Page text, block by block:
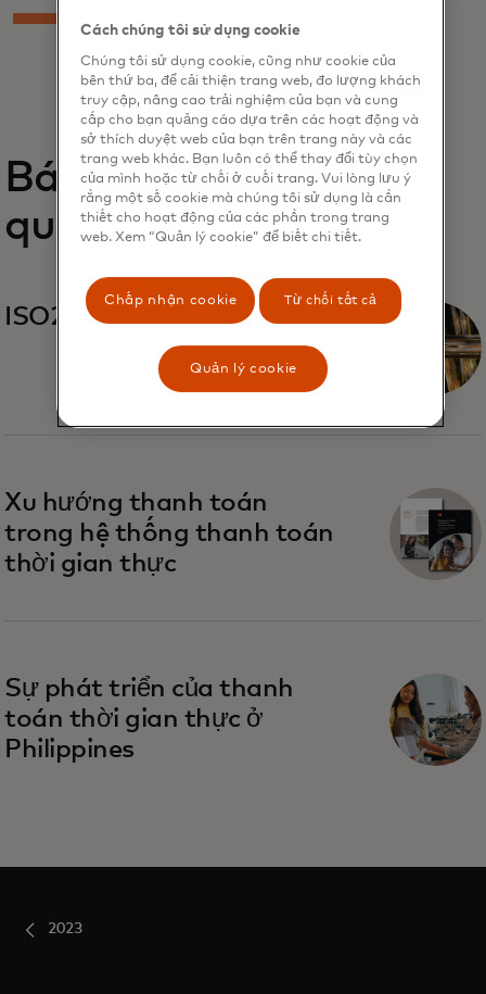
Báo cáo liên
quan
ISO20022
Xu hướng thanh toán
trong hệ thống thanh toán
thời gian thực
Sự phát triển của thanh
toán thời gian thực ở
Philippines
2023
Cách chúng tôi sử dụng cookie
Chúng tôi sử dụng cookie, cũng như cookie của
bên thứ ba, để cải thiện trang web, đo lượng khách
truy cập, nâng cao trải nghiệm của bạn và cung
cấp cho bạn quảng cáo dựa trên các hoạt động và
sở thích duyệt web của bạn trên trang này và các
trang web khác. Bạn luôn có thể thay đổi tùy chọn
của mình hoặc từ chối ở cuối trang. Vui lòng lưu ý
rằng một số cookie mà chúng tôi sử dụng là cần
thiết cho hoạt động của các phần trong trang
web. Xem “Quản lý cookie” để biết chi tiết.
Chấp nhận cookie Từ chối tất cả
Quản lý cookie